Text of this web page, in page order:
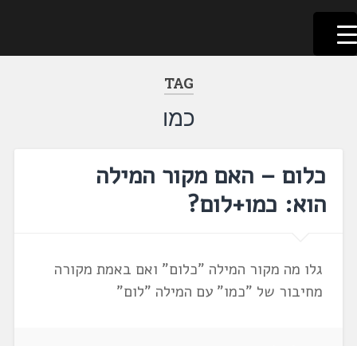
דלג
לתוכן
לשוניאדה
עברית. לשון. שפה
TAG
כמו
כלום – האם מקור המילה
הוא: כמו+לום?
גלו מה מקור המילה "כלום" ואם באמת מקורה
מחיבור של "כמו" עם המילה "לום"